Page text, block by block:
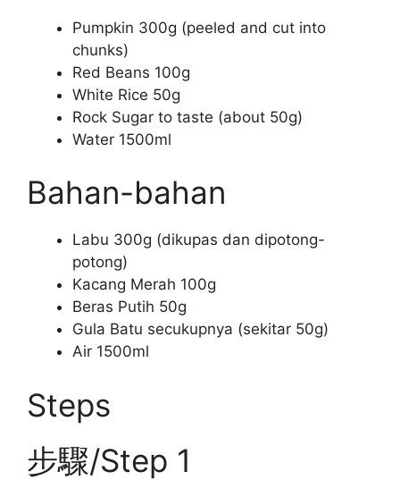
Pumpkin 300g (peeled and cut into
chunks)
Red Beans 100g
White Rice 50g
Rock Sugar to taste (about 50g)
Water 1500ml
Bahan-bahan
Labu 300g (dikupas dan dipotong-
potong)
Kacang Merah 100g
Beras Putih 50g
Gula Batu secukupnya (sekitar 50g)
Air 1500ml
Steps
步驟/Step 1